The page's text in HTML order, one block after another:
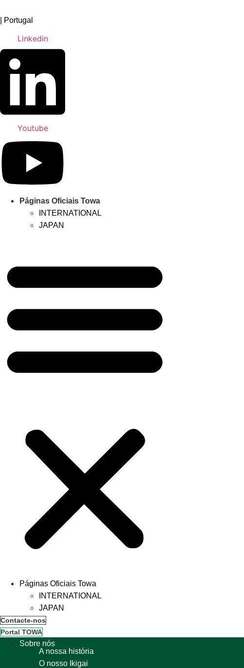
para
conteúdo
| Portugal
Linkedin
Youtube
Páginas Oficiais Towa
INTERNATIONAL
JAPAN
Páginas Oficiais Towa
INTERNATIONAL
JAPAN
Contacte-nos
Portal TOWA
Sobre nós
A nossa história
O nosso Ikigai